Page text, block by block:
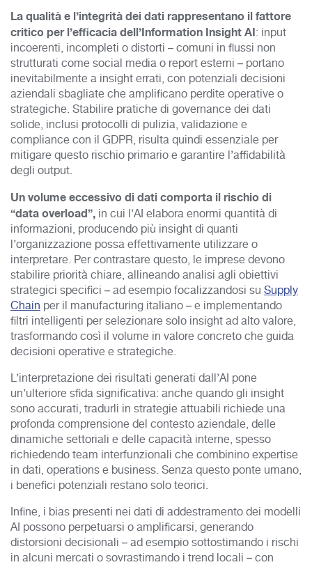
La qualità e l’integrità dei dati rappresentano il fattore
critico per l’efficacia dell’Information Insight AI: input
incoerenti, incompleti o distorti – comuni in flussi non
strutturati come social media o report esterni – portano
inevitabilmente a insight errati, con potenziali decisioni
aziendali sbagliate che amplificano perdite operative o
strategiche. Stabilire pratiche di governance dei dati
solide, inclusi protocolli di pulizia, validazione e
compliance con il GDPR, risulta quindi essenziale per
mitigare questo rischio primario e garantire l’affidabilità
degli output.​
Un volume eccessivo di dati comporta ilrischio di
“data overload”, in cui l’AI elabora enormi quantità di
informazioni, producendo più insight di quanti
l’organizzazione possa effettivamente utilizzare o
interpretare. Per contrastare questo, le imprese devono
stabilire priorità chiare, allineando analisi agli obiettivi
strategici specifici – ad esempio focalizzandosi su Supply
Chain per il manufacturing italiano – e implementando
filtri intelligenti per selezionare solo insight ad alto valore,
trasformando così il volume in valore concreto che guida
decisioni operative e strategiche.​
L’interpretazione dei risultati generati dall’AI pone
un’ulteriore sfida significativa: anche quando gli insight
sono accurati, tradurli in strategie attuabili richiede una
profonda comprensione del contesto aziendale, delle
dinamiche settoriali e delle capacità interne, spesso
richiedendo team interfunzionali che combinino expertise
in dati, operations e business. Senza questo ponte umano,
i benefici potenziali restano solo teorici.​
Infine, i bias presenti nei dati di addestramento dei modelli
AI possono perpetuarsi o amplificarsi, generando
distorsioni decisionali – ad esempio sottostimando i rischi
in alcuni mercati o sovrastimando i trend locali – con